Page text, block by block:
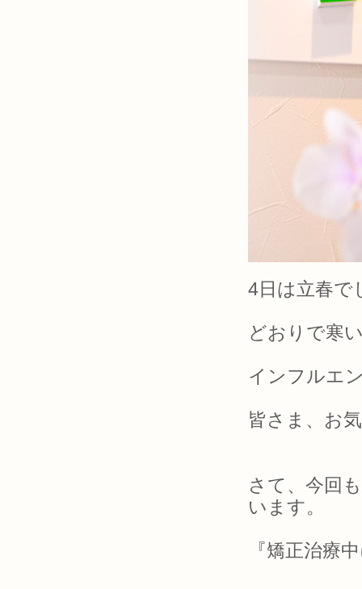
4日は立春で
どおりで寒
インフルエ
皆さま、お
さて、今回
います。
『矯正治療